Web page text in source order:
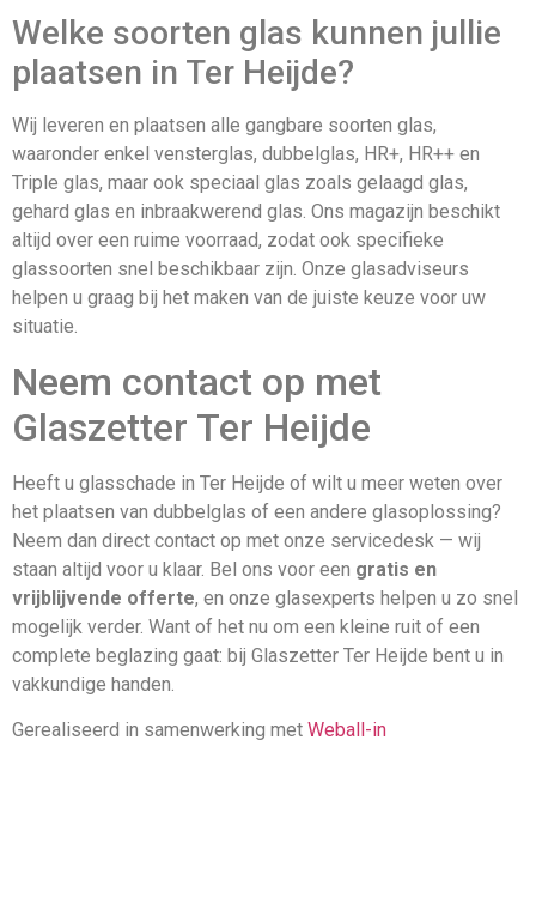
Welke soorten glas kunnen jullie
plaatsen in Ter Heijde?
Wij leveren en plaatsen alle gangbare soorten glas,
waaronder enkel vensterglas, dubbelglas, HR+, HR++ en
Triple glas, maar ook speciaal glas zoals gelaagd glas,
gehard glas en inbraakwerend glas. Ons magazijn beschikt
altijd over een ruime voorraad, zodat ook specifieke
glassoorten snel beschikbaar zijn. Onze glasadviseurs
helpen u graag bij het maken van de juiste keuze voor uw
situatie.
Neem contact op met
Glaszetter Ter Heijde
Heeft u glasschade in Ter Heijde of wilt u meer weten over
het plaatsen van dubbelglas of een andere glasoplossing?
Neem dan direct contact op met onze servicedesk — wij
staan altijd voor u klaar. Bel ons voor een gratis en
vrijblijvende offerte, en onze glasexperts helpen u zo snel
mogelijk verder. Want of het nu om een kleine ruit of een
complete beglazing gaat: bij Glaszetter Ter Heijde bent u in
vakkundige handen.
Gerealiseerd in samenwerking met Weball-in